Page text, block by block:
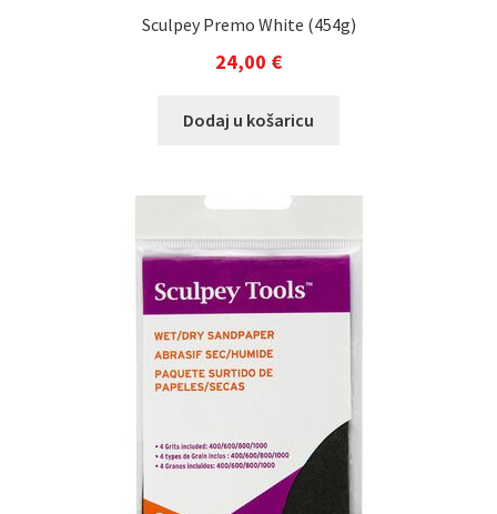
Sculpey Premo White (454g)
24,00 €
Dodaj u košaricu